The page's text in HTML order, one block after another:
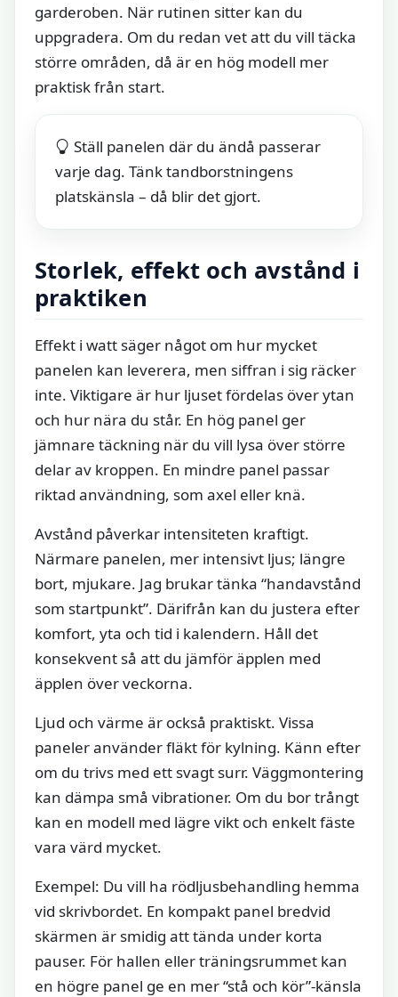
garderoben. När rutinen sitter kan du
uppgradera. Om du redan vet att du vill täcka
större områden, då är en hög modell mer
praktisk från start.
Ställ panelen där du ändå passerar
varje dag. Tänk tandborstningens
platskänsla – då blir det gjort.
Storlek, effekt och avstånd i
praktiken
Effekt i watt säger något om hur mycket
panelen kan leverera, men siffran i sig räcker
inte. Viktigare är hur ljuset fördelas över ytan
och hur nära du står. En hög panel ger
jämnare täckning när du vill lysa över större
delar av kroppen. En mindre panel passar
riktad användning, som axel eller knä.
Avstånd påverkar intensiteten kraftigt.
Närmare panelen, mer intensivt ljus; längre
bort, mjukare. Jag brukar tänka “handavstånd
som startpunkt”. Därifrån kan du justera efter
komfort, yta och tid i kalendern. Håll det
konsekvent så att du jämför äpplen med
äpplen över veckorna.
Ljud och värme är också praktiskt. Vissa
paneler använder fläkt för kylning. Känn efter
om du trivs med ett svagt surr. Väggmontering
kan dämpa små vibrationer. Om du bor trångt
kan en modell med lägre vikt och enkelt fäste
vara värd mycket.
Exempel: Du vill ha rödljusbehandling hemma
vid skrivbordet. En kompakt panel bredvid
skärmen är smidig att tända under korta
pauser. För hallen eller träningsrummet kan
en högre panel ge en mer “stå och kör”-känsla